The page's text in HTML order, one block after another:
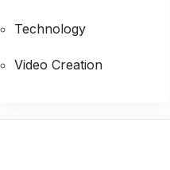
Technology
Video Creation